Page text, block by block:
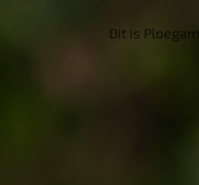
Dit is Ploegam